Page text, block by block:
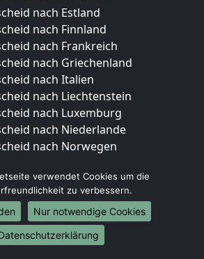
nach Estland
nach Finnland
nach Frankreich
nach Griechenland
nach Italien
nach Liechtenstein
nach Luxemburg
nach Niederlande
nach Norwegen
nach Berlin
nach Hamburg
nach München
nach Köln
verwendet Cookies um die
zu verbessern.
Nur notwendige Cookies